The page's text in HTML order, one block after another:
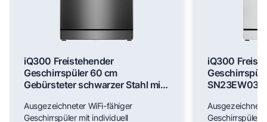
iQ300 Freistehender
Geschirrspüler 60 cm
Gebürsteter schwarzer Stahl mit
Ausgezeichneter WiFi-fähiger
Geschirrspüler mit individuell
iQ300
Geschirrspüler